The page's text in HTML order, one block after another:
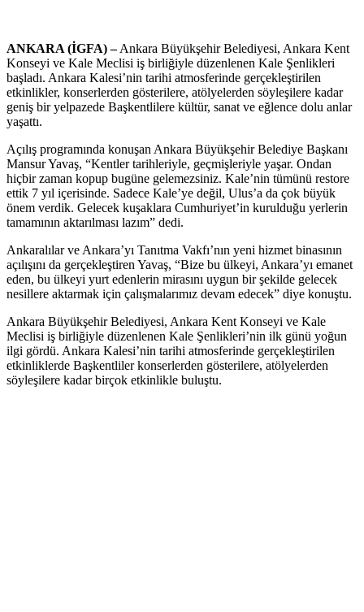
ANKARA (İGFA) –Ankara Büyükşehir Belediyesi, Ankara Kent
Konseyi ve Kale Meclisi iş birliğiyle düzenlenen Kale Şenlikleri
başladı. Ankara Kalesi’nin tarihi atmosferinde gerçekleştirilen
etkinlikler, konserlerden gösterilere, atölyelerden söyleşilere kadar
geniş bir yelpazede Başkentlilere kültür, sanat ve eğlence dolu anlar
yaşattı.
Açılış programında konuşan Ankara Büyükşehir Belediye Başkanı
Mansur Yavaş, “Kentler tarihleriyle, geçmişleriyle yaşar. Ondan
hiçbir zaman kopup bugüne gelemezsiniz. Kale’nin tümünü restore
ettik 7 yıl içerisinde. Sadece Kale’ye değil, Ulus’a da çok büyük
önem verdik. Gelecek kuşaklara Cumhuriyet’in kurulduğu yerlerin
tamamının aktarılması lazım” dedi.
Ankaralılar ve Ankara’yı Tanıtma Vakfı’nın yeni hizmet binasının
açılışını da gerçekleştiren Yavaş, “Bize bu ülkeyi, Ankara’yı emanet
eden, bu ülkeyi yurt edenlerin mirasını uygun bir şekilde gelecek
nesillere aktarmak için çalışmalarımız devam edecek” diye konuştu.
Ankara Büyükşehir Belediyesi, Ankara Kent Konseyi ve Kale
Meclisi iş birliğiyle düzenlenen Kale Şenlikleri’nin ilk günü yoğun
ilgi gördü. Ankara Kalesi’nin tarihi atmosferinde gerçekleştirilen
etkinliklerde Başkentliler konserlerden gösterilere, atölyelerden
söyleşilere kadar birçok etkinlikle buluştu.